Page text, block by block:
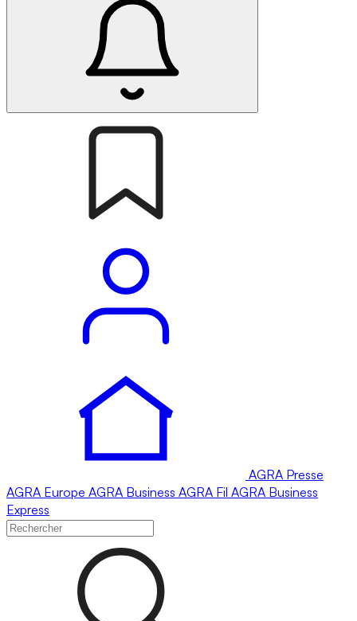
AGRA Presse
AGRA Europe AGRA Business AGRA Fil AGRA Business
Express